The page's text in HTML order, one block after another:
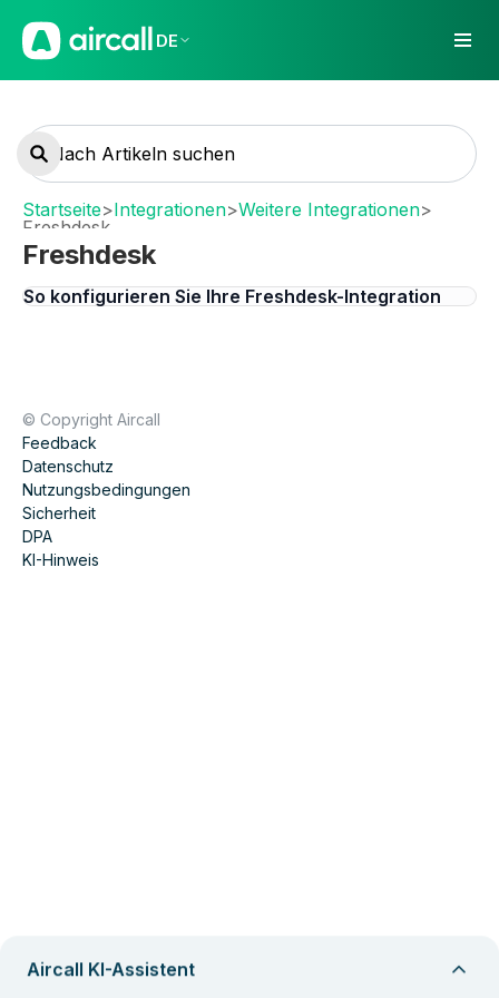
DE
Startseite>Integrationen>Weitere Integrationen>
Freshdesk
Freshdesk
So konfigurieren Sie Ihre Freshdesk-Integration
© Copyright Aircall
Feedback
Datenschutz
Nutzungsbedingungen
Sicherheit
DPA
KI-Hinweis
Aircall KI-Assistent